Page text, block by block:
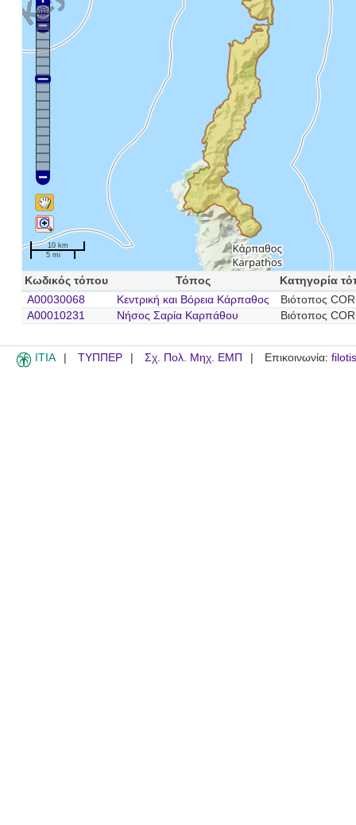
10 km
5 mi
Κωδικός τόπου Τόπος
Κατηγορία
A00030068
Κεντρική και Βόρεια Κάρπαθος
Βιότοπος
A00010231
Νήσος Σαρία Καρπάθου Βιότοπος
ITIA ΤΥΠΠΕΡ Σχ. Πολ. Μηχ. ΕΜΠ Επικοινωνία: